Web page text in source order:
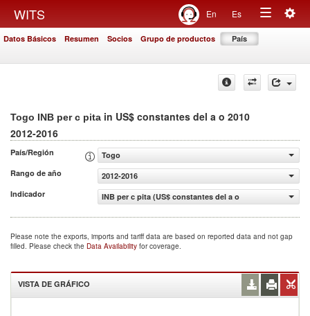
WITS En Es
Toggle
Datos Básicos Resumen Socios Grupo de productos País
Togo INB per c pita in US$ constantes del a o 2010
2012-2016
País/Región
Togo
Rango de año
2012-2016
Indicador
INB per c pita (US$ constantes del a o 2010)
Please note the exports, imports and tariff data are based on reported data and not gap
filled. Please check the Data Availability for coverage.
VISTA DE GRÁFICO